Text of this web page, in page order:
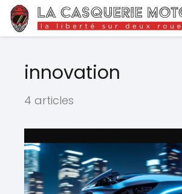
innovation
4 articles